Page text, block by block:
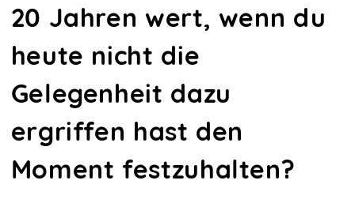
20 Jahren wert, wenn du
heute nicht die
Gelegenheit dazu
ergriffen hast den
Moment festzuhalten?